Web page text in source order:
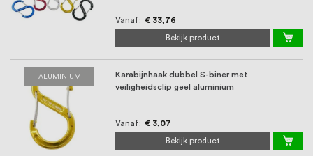
Vanaf € 33,76
Bekijk product
ALUMINIUM
Karabijnhaak dubbel S-biner met
veiligheidsclip geel aluminium
Vanaf € 3,07
Bekijk product